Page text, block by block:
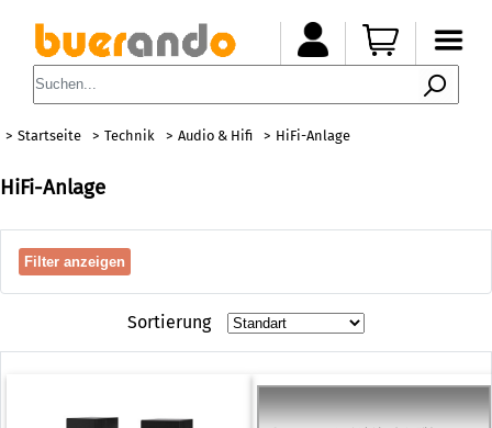
Startseite Technik Audio & Hifi HiFi-Anlage
HiFi-Anlage
Filter anzeigen
Sortierung